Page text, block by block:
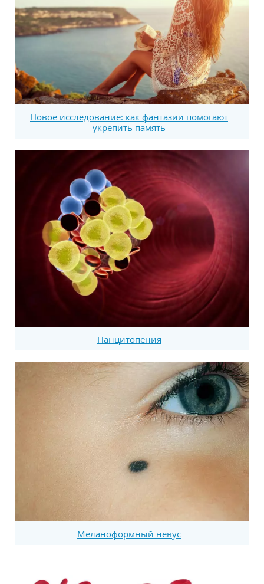
Новое исследование: как фантазии помогают
укрепить память
Панцитопения
Меланоформный невус